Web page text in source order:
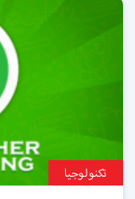
تكنولوجيا